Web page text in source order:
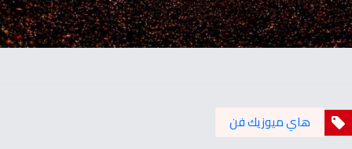
هاي ميوزيك فن